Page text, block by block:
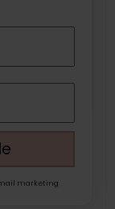
marketing